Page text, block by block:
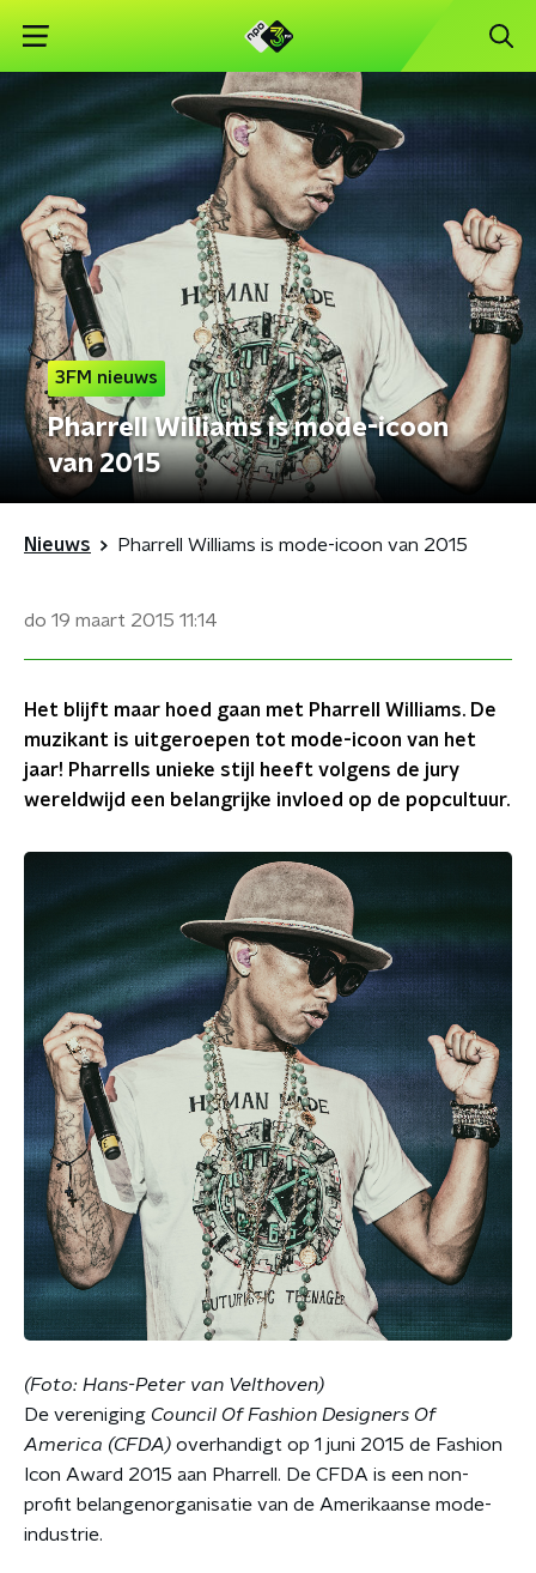
3FM nieuws
Pharrell Williams is mode-icoon
van 2015
Nieuws Pharrell Williams is mode-icoon van 2015
do 19 maart 2015 11:14
Het blijft maar hoed gaan met Pharrell Williams. De
muzikant is uitgeroepen tot mode-icoon van het
jaar! Pharrells unieke stijl heeft volgens de jury
wereldwijd een belangrijke invloed op de popcultuur.
(Foto: Hans-Peter van Velthoven)
De vereniging Council Of Fashion Designers Of
America (CFDA) overhandigt op 1 juni 2015 de Fashion
Icon Award 2015 aan Pharrell. De CFDA is een non-
profit belangenorganisatie van de Amerikaanse mode-
industrie.